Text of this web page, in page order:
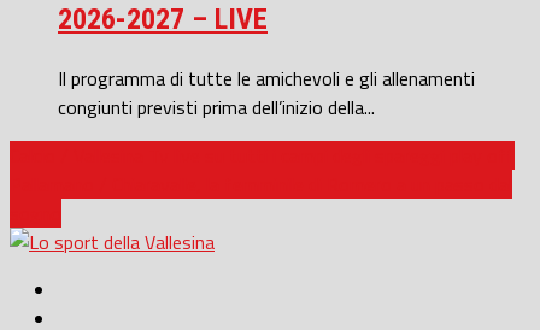
2026-2027 – LIVE
Il programma di tutte le amichevoli e gli allenamenti
congiunti previsti prima dell’inizio della...